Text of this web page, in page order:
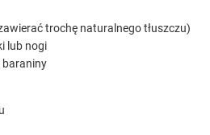
trochę naturalnego tłuszczu)
lub nogi
baraniny